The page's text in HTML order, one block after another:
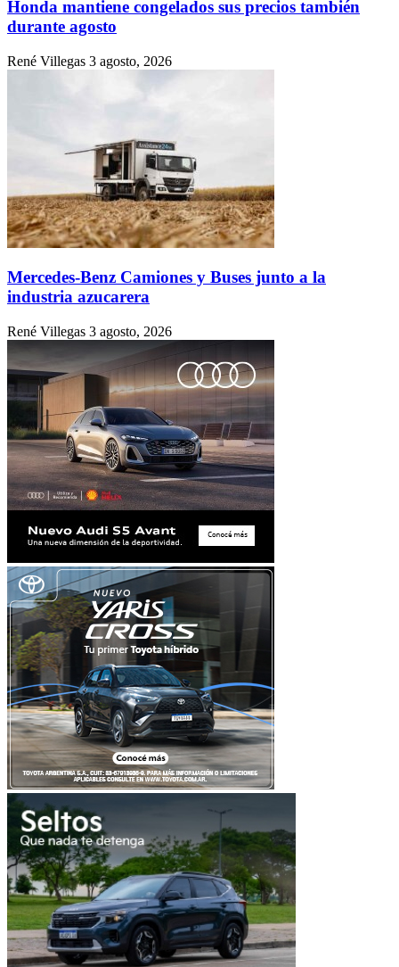
Honda mantiene congelados sus precios también
durante agosto
René Villegas 3 agosto, 2026
Mercedes-Benz Camiones y Buses junto a la
industria azucarera
René Villegas 3 agosto, 2026